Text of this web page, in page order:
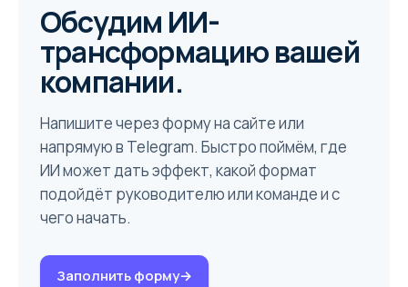
Обсудим ИИ-
трансформацию вашей
компании.
Напишите через форму на сайте или
напрямую в Telegram. Быстро поймём, где
ИИ может дать эффект, какой формат
подойдёт руководителю или команде и с
чего начать.
Заполнить форму→